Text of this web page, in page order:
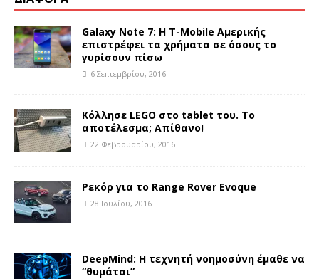
Galaxy Note 7: Η T-Mobile Αμερικής
επιστρέφει τα χρήματα σε όσους το
γυρίσουν πίσω
6 Σεπτεμβρίου, 2016
Κόλλησε LEGO στο tablet του. Το
αποτέλεσμα; Απίθανο!
22 Φεβρουαρίου, 2016
Ρεκόρ για το Range Rover Evoque
28 Ιουλίου, 2016
DeepMind: Η τεχνητή νοημοσύνη έμαθε να
“θυμάται”